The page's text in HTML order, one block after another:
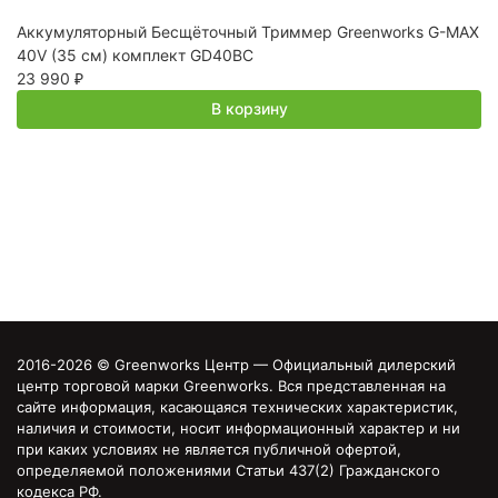
Аккумуляторный Бесщёточный Триммер Greenworks G-MAX
40V (35 см) комплект GD40BC
23 990 ₽
В корзину
2016-2026 © Greenworks Центр — Официальный дилерский
центр торговой марки Greenworks. Вся представленная на
сайте информация, касающаяся технических характеристик,
наличия и стоимости, носит информационный характер и ни
при каких условиях не является публичной офертой,
определяемой положениями Статьи 437(2) Гражданского
кодекса РФ.